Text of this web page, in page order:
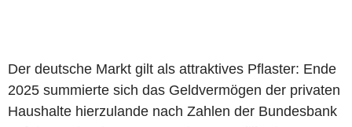
Der deutsche Markt gilt als attraktives Pflaster: Ende
2025 summierte sich das Geldvermögen der privaten
Haushalte hierzulande nach Zahlen der Bundesbank